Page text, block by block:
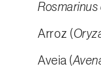
Rosmarinus
Arroz (
Aveia (